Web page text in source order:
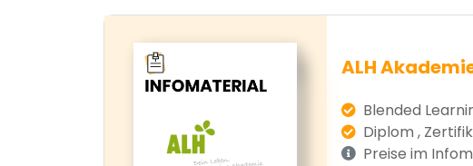
ALH
Blended
Diplom ,
Preise im